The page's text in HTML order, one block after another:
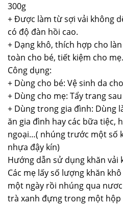
300g
+ Được làm từ sợi vải không
có độ đàn hồi cao.
+ Dạng khô, thích hợp cho
toàn cho bé, tiết kiệm cho mẹ.
Công dụng:
+ Dùng cho bé: Vệ sinh da
+ Dùng cho mẹ: Tẩy trang
+ Dùng trong gia đình: Dùng
ăn gia đình hay các bữa tiệc,
ngoại…( nhúng trước một số
nhựa đậy kín)
Hướng dẫn sử dụng khăn vải
Các mẹ lấy số lượng khăn
một ngày rồi nhúng qua
trà xanh đựng trong một